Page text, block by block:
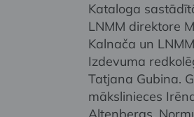
Kataloga
LNMM direktore
Kalnača un
Izdevuma
Tatjana Gubina.
mākslinieces